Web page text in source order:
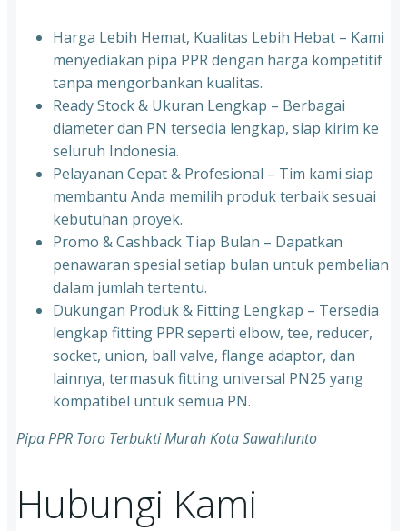
Harga Lebih Hemat, Kualitas Lebih Hebat – Kami
menyediakan pipa PPR dengan harga kompetitif
tanpa mengorbankan kualitas.
⁠Ready Stock & Ukuran Lengkap – Berbagai
diameter dan PN tersedia lengkap, siap kirim ke
seluruh Indonesia.
⁠Pelayanan Cepat & Profesional – Tim kami siap
membantu Anda memilih produk terbaik sesuai
kebutuhan proyek.
⁠Promo & Cashback Tiap Bulan – Dapatkan
penawaran spesial setiap bulan untuk pembelian
dalam jumlah tertentu.
⁠Dukungan Produk & Fitting Lengkap – Tersedia
lengkap fitting PPR seperti elbow, tee, reducer,
socket, union, ball valve, flange adaptor, dan
lainnya, termasuk fitting universal PN25 yang
kompatibel untuk semua PN.
Pipa PPR Toro Terbukti Murah Kota Sawahlunto
Hubungi Kami